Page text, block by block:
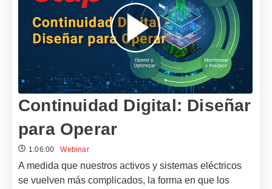
Continuidad Digital: Diseñar
para Operar
1:06:00 Webinar
A medida que nuestros activos y sistemas eléctricos
se vuelven más complicados, la forma en que los